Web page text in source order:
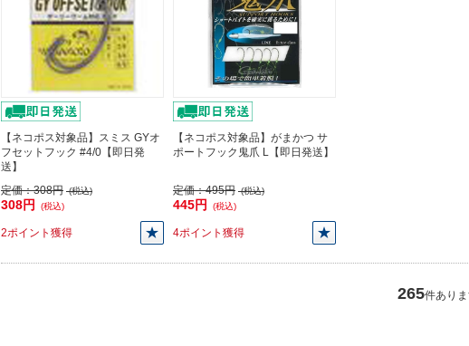
【ネコポス対象品】スミス GYオ
フセットフック #4/0【即日発
送】
定価：308円 (税込)
308円 (税込)
2ポイント獲得
【ネコポス対象品】がまかつ サ
ポートフック鬼爪 L【即日発送】
定価：495円 (税込)
445円 (税込)
4ポイント獲得
265件あり